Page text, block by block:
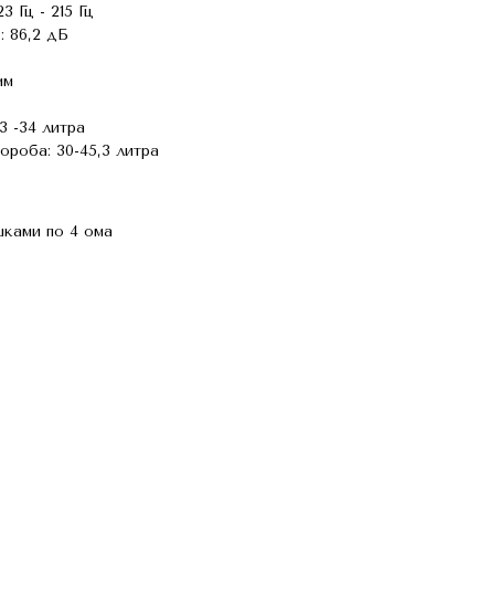
Гц - 215 Гц
86,2 дБ
-34 литра
30-45,3 литра
по 4 ома